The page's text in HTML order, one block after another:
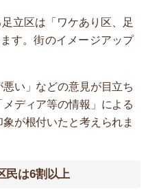
立区は「ワケあり区、足
す。街のイメージアップ
い」などの意見が目立ち
ディア等の情報」による
が根付いたと考えられま
民は6割以上